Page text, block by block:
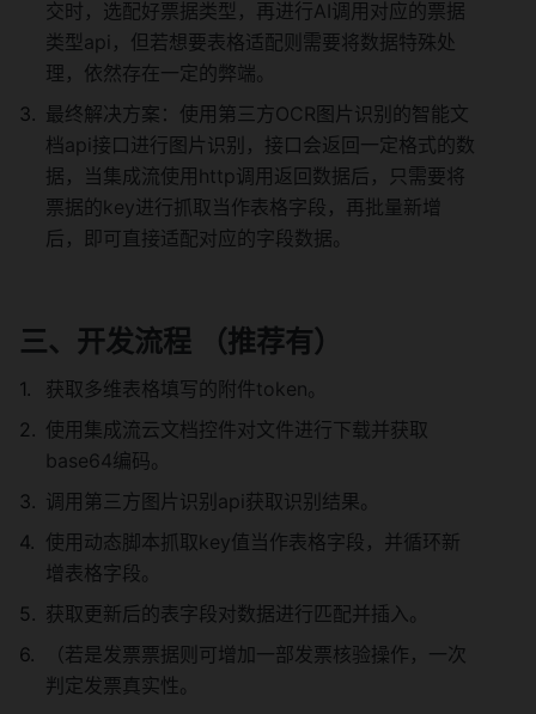
交时，选配好票据类型，再进行AI调用对应的票据
类型api，但若想要表格适配则需要将数据特殊处
理，依然存在一定的弊端。
最终解决方案：使用第三方OCR图片识别的智能文
档api接口进行图片识别，接口会返回一定格式的数
据，当集成流使用http调用返回数据后，只需要将
票据的key进行抓取当作表格字段，再批量新增
后，即可直接适配对应的字段数据。
三、开发流程 （推荐有）
获取多维表格填写的附件token。
使用集成流云文档控件对文件进行下载并获取
base64编码。
调用第三方图片识别api获取识别结果。
使用动态脚本抓取key值当作表格字段，并循环新
增表格字段。
获取更新后的表字段对数据进行匹配并插入。
（若是发票票据则可增加一部发票核验操作，一次
判定发票真实性。